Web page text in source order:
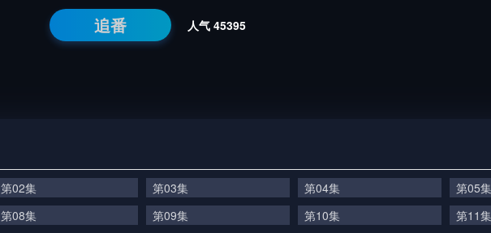
追番 人气 45395
第02集 第03集 第04集 第05集
第08集 第09集 第10集 第11集